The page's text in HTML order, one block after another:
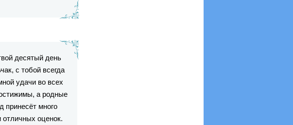
десятый день
с тобой всегда
удачи во всех
а родные
принесёт много
оценок.